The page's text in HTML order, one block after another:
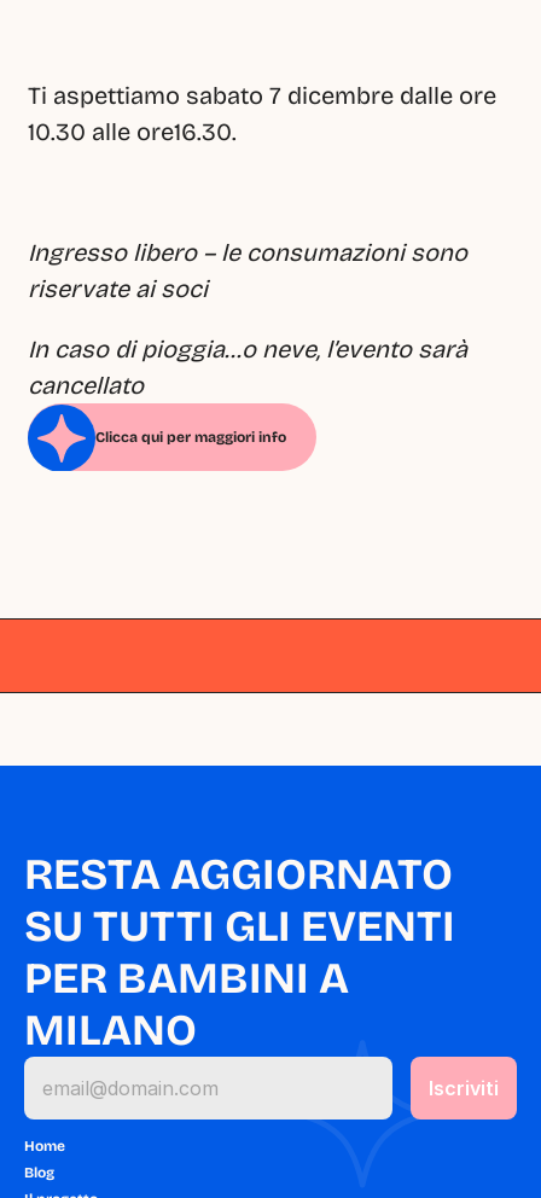
Ti aspettiamo sabato 7 dicembre dalle ore
10.30 alle ore16.30.
Ingresso libero – le consumazioni sono
riservate ai soci
In caso di pioggia…o neve, l’evento sarà
cancellato
Clicca qui per maggiori info
RESTA AGGIORNATO
SU TUTTI GLI EVENTI
PER BAMBINI A
MILANO
Home
Blog